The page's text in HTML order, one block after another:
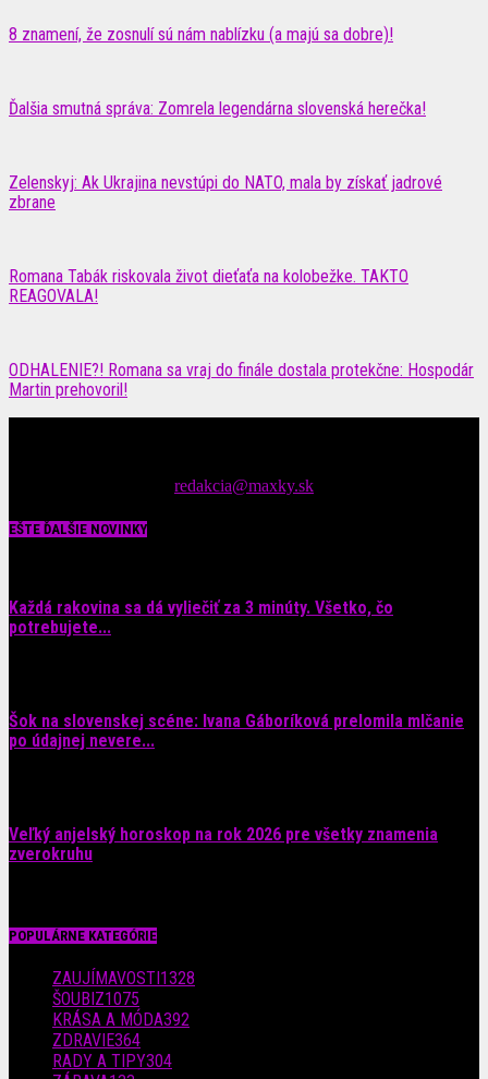
8 znamení, že zosnulí sú nám nablízku (a majú sa dobre)!
Ďalšia smutná správa: Zomrela legendárna slovenská herečka!
Zelenskyj: Ak Ukrajina nevstúpi do NATO, mala by získať jadrové
zbrane
Romana Tabák riskovala život dieťaťa na kolobežke. TAKTO
REAGOVALA!
ODHALENIE?! Romana sa vraj do finále dostala protekčne: Hospodár
Martin prehovoril!
redakcia@maxky.sk
EŠTE ĎALŠIE NOVINKY
Každá rakovina sa dá vyliečiť za 3 minúty. Všetko, čo
potrebujete...
Šok na slovenskej scéne: Ivana Gáboríková prelomila mlčanie
po údajnej nevere...
Veľký anjelský horoskop na rok 2026 pre všetky znamenia
zverokruhu
POPULÁRNE KATEGÓRIE
ZAUJÍMAVOSTI1328
ŠOUBIZ1075
KRÁSA A MÓDA392
ZDRAVIE364
RADY A TIPY304